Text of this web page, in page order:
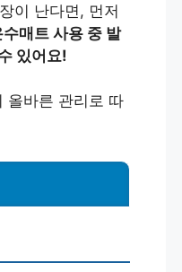
이 난다면, 먼저
수매트 사용 중 발
있어요!
올바른 관리로 따